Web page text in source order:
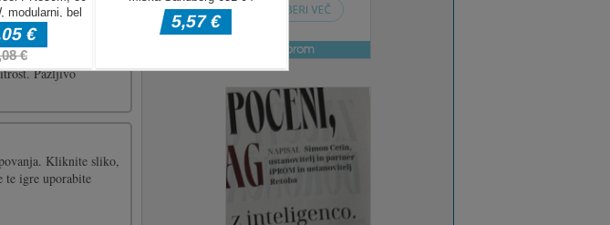
da bi našli in
ki jo
Pazljivo
Kliknite sliko,
te igre uporabite